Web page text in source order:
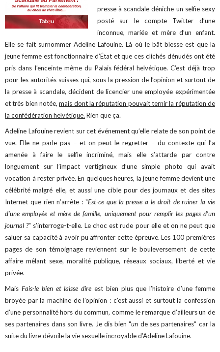
presse à scandale déniche un selfie sexy
posté sur le compte Twitter d’une
inconnue, mariée et mère d’un enfant.
Elle se fait surnommer Adeline Lafouine. Là où le bât blesse est que la
jeune femme est fonctionnaire d’État et que ces clichés dénudés ont été
pris dans l’enceinte même du Palais fédéral helvétique. C’est déjà trop
pour les autorités suisses qui, sous la pression de l’opinion et surtout de
la presse à scandale, décident de licencier une employée expérimentée
et très bien notée,mais dont la réputation pouvait ternir la réputation de
la confédération helvétique. Rien que ça.
Adeline Lafouine revient sur cet événement qu’elle relate de son point de
vue. Elle ne parle pas – et on peut le regretter – du contexte qui l’a
amenée à faire le selfie incriminé, mais elle s’attarde par contre
longuement sur l’impact vertigineux d’une simple photo qui avait
vocation à rester privée. En quelques heures, la jeune femme devient une
célébrité malgré elle, et aussi une cible pour des journaux et des sites
Internet que rien n’arrête : "Est-ce que la presse a le droit de ruiner la vie
d’une employée et mère de famille, uniquement pour remplir les pages d’un
journal ?" s’interroge-t-elle. Le choc est rude pour elle et on ne peut que
saluer sa capacité à avoir pu affronter cette épreuve. Les 100 premières
pages de son témoignage reviennent sur le bouleversement de cette
affaire mêlant sexe, moralité publique, réseaux sociaux, liberté et vie
privée.
Mais Fais-le bien et laisse dire est bien plus que l’histoire d’une femme
broyée par la machine de l’opinion : c’est aussi et surtout la confession
d’une personnalité hors du commun, comme le remarque d’ailleurs un de
ses partenaires dans son livre. Je dis bien "un de ses partenaires" car la
suite du livre dévoile la vie sexuelle incroyable d’Adeline Lafouine.